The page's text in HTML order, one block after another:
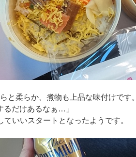
と柔らか、煮物も上品な味付けです。
るだけあるなぁ…」
ていいスタートとなったようです。